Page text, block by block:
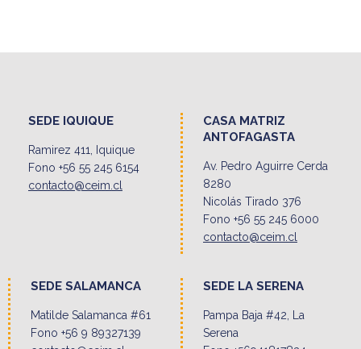
SEDE IQUIQUE
Ramirez 411, Iquique
Fono +56 55 245 6154
contacto@ceim.cl
CASA MATRIZ
ANTOFAGASTA
Av. Pedro Aguirre Cerda
8280
Nicolás Tirado 376
Fono +56 55 245 6000
contacto@ceim.cl
SEDE SALAMANCA
Matilde Salamanca #61
Fono +56 9 89327139
SEDE LA SERENA
Pampa Baja #42, La
Serena